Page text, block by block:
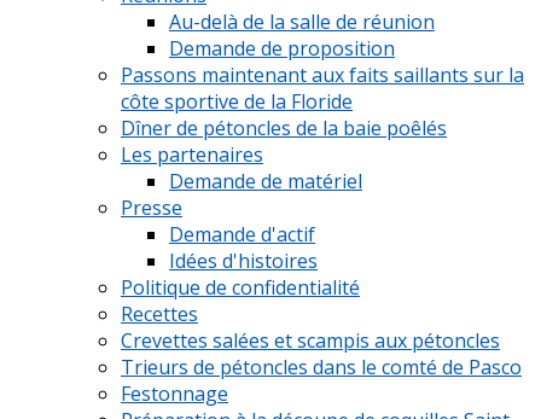
Au-delà de la salle de réunion
Demande de proposition
Passons maintenant aux faits saillants sur la
côte sportive de la Floride
Dîner de pétoncles de la baie poêlés
Les partenaires
Demande de matériel
Presse
Demande d'actif
Idées d'histoires
Politique de confidentialité
Recettes
Crevettes salées et scampis aux pétoncles
Trieurs de pétoncles dans le comté de Pasco
Festonnage